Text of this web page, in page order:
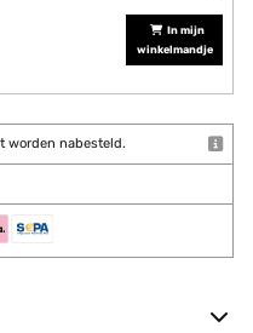
In mijn
winkelmandje
worden nabesteld.